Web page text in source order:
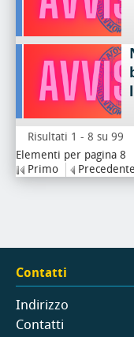
Risultati 1 - 8 su 99
Elementi per pagina 8
Primo
Precedente
Contatti
Indirizzo
Contatti